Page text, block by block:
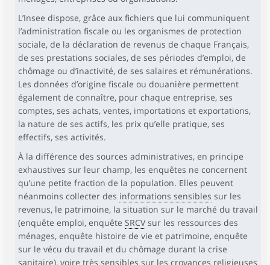
L’Insee dispose, grâce aux fichiers que lui communiquent
l’administration fiscale ou les organismes de protection
sociale, de la déclaration de revenus de chaque Français,
de ses prestations sociales, de ses périodes d’emploi, de
chômage ou d’inactivité, de ses salaires et rémunérations.
Les données d’origine fiscale ou douanière permettent
également de connaître, pour chaque entreprise, ses
comptes, ses achats, ventes, importations et exportations,
la nature de ses actifs, les prix qu’elle pratique, ses
effectifs, ses activités.
À la différence des sources administratives, en principe
exhaustives sur leur champ, les enquêtes ne concernent
qu’une petite fraction de la population. Elles peuvent
néanmoins collecter des informations sensibles sur les
revenus, le patrimoine, la situation sur le marché du travail
(enquête emploi, enquête SRCV sur les ressources des
ménages, enquête histoire de vie et patrimoine, enquête
sur le vécu du travail et du chômage durant la crise
sanitaire), voire très sensibles sur les croyances religieuses